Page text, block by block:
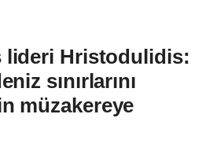
lideri Hristodulidis:
sınırlarını
müzakereye